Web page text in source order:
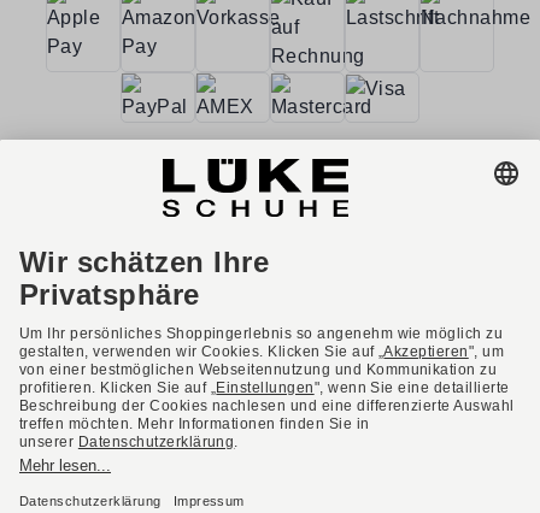
AGB Barrierefreiheit
Impressum
Datenschutzerklärung
Datenschutzeinstellungen